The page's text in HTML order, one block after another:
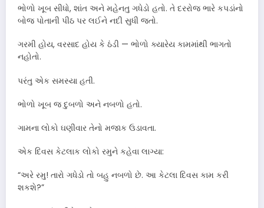
ભોળો ખૂબ સીધો, શાંત અને મહેનતુ ગધેડો હતો. તે દરરોજ ભારે કપડાંનો
બોજ પોતાની પીઠ પર લઈને નદી સુધી જતો.
ગરમી હોય, વરસાદ હોય કે ઠંડી — ભોળો ક્યારેય કામમાંથી ભાગતો
નહોતો.
પરંતુ એક સમસ્યા હતી.
ભોળો ખૂબ જ દુબળો અને નબળો હતો.
ગામના લોકો ઘણીવાર તેનો મજાક ઉડાવતા.
એક દિવસ કેટલાક લોકો રમુને કહેવા લાગ્યા:
“અરે રમુ! તારો ગધેડો તો બહુ નબળો છે. આ કેટલા દિવસ કામ કરી
શકશે?”